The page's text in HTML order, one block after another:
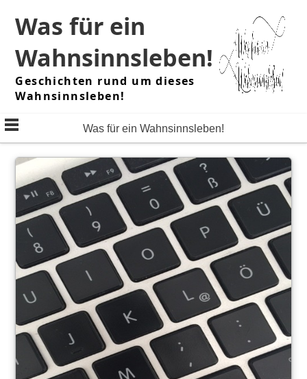
content
Was für ein
Wahnsinnsleben!
Geschichten rund um dieses
Wahnsinnsleben!
Was für ein Wahnsinnsleben!